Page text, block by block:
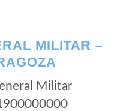
MILITAR –
Militar